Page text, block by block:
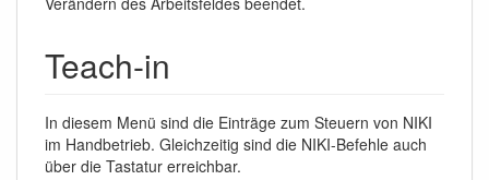
Teach-in
In diesem Menü sind die Einträge zum Steuern von NIKI
im Handbetrieb. Gleichzeitig sind die NIKI-Befehle auch
über die Tastatur erreichbar.